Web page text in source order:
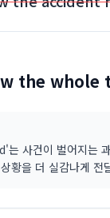
the whole
사건이 벌어지는
황을 더 실감나게 전